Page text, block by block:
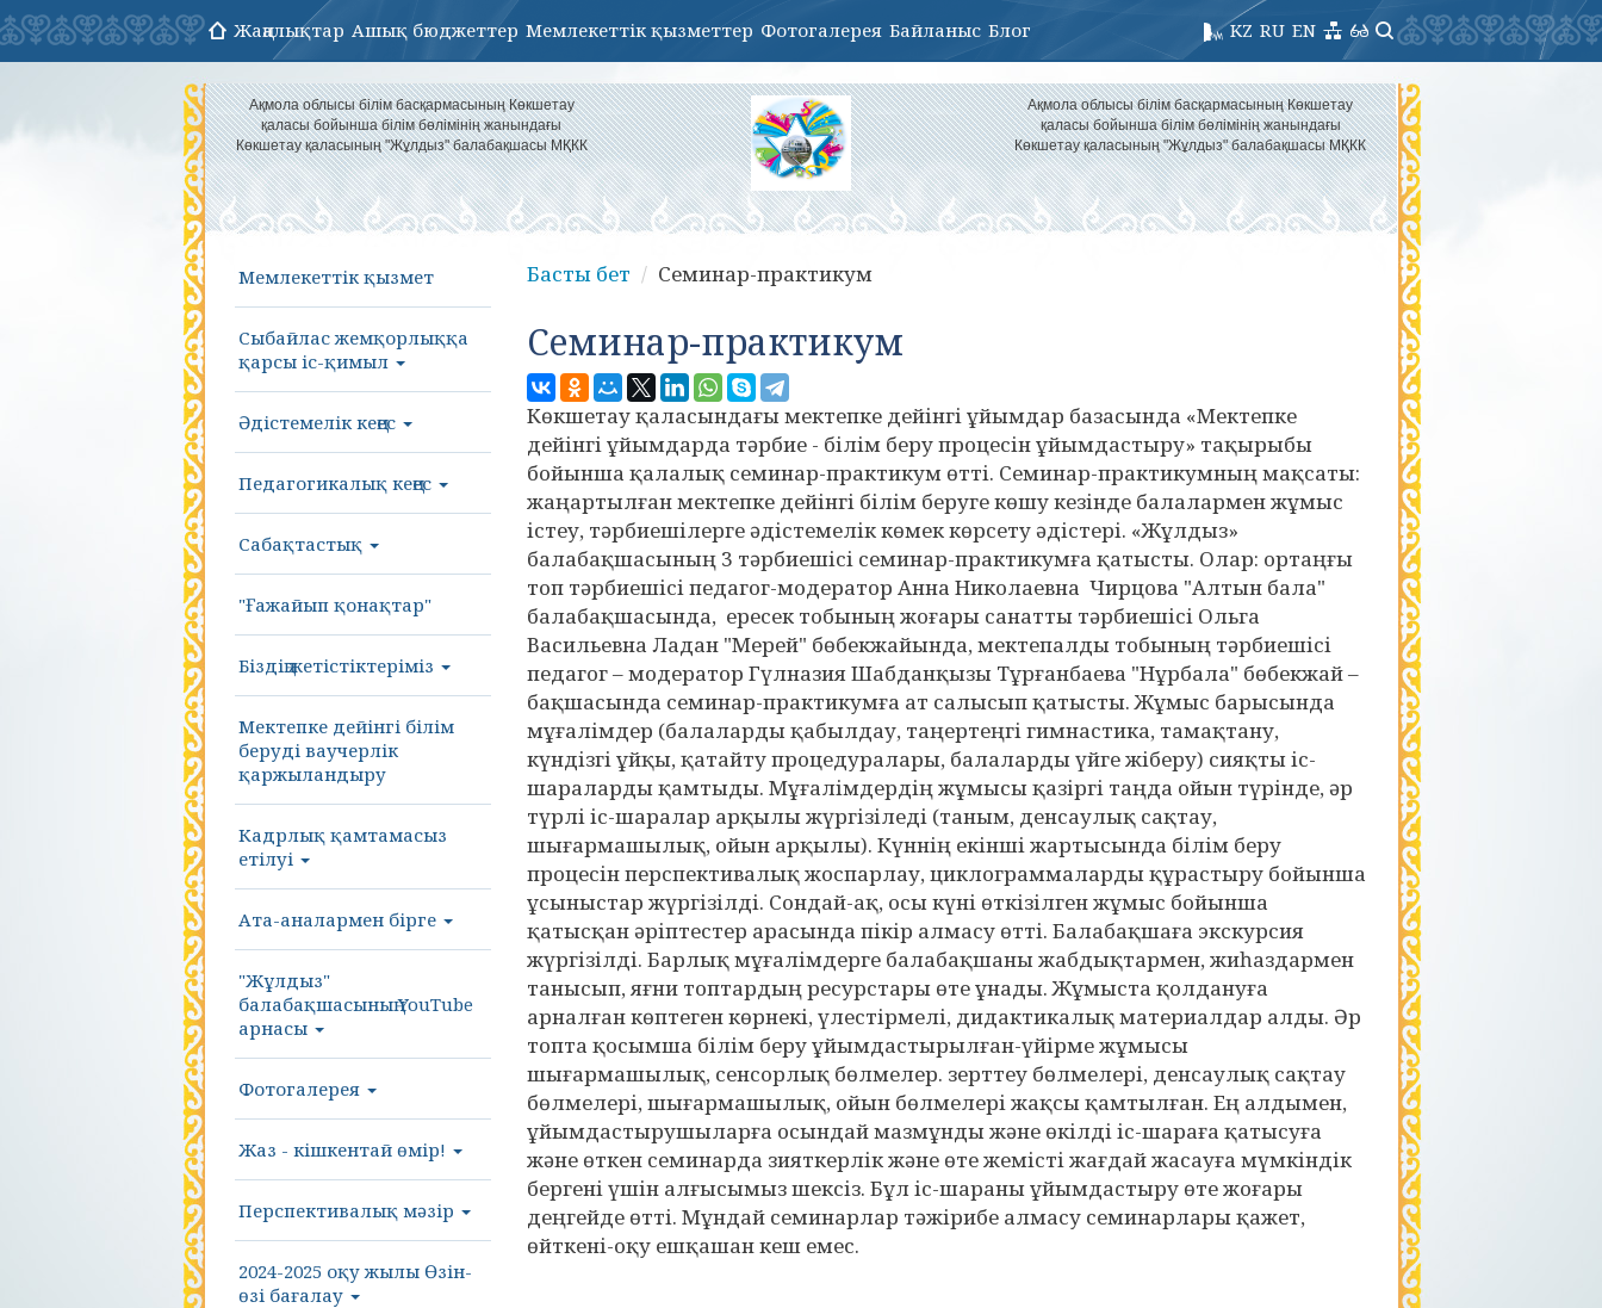
Жаңалықтар Ашық бюджеттер Мемлекеттік қызметтер Фотогалерея Байланыс Блог EN
RU
KZ
Ақмола облысы білім басқармасының Көкшетау
қаласы бойынша білім бөлімінің жанындағы
Көкшетау қаласының "Жұлдыз" балабақшасы МҚКК
Ақмола облысы білім басқармасының Көкшетау
қаласы бойынша білім бөлімінің жанындағы
Көкшетау қаласының "Жұлдыз" балабақшасы МҚКК
Мемлекеттік қызмет
Сыбайлас жемқорлыққа
қарсы іс-қимыл
Әдістемелік кеңес
Педагогикалық кеңес
Сабақтастық
"Ғажайып қонақтар"
Біздің жетістіктеріміз
Мектепке дейінгі білім
беруді ваучерлік
қаржыландыру
Кадрлық қамтамасыз
етілуі
Ата-аналармен бірге
"Жұлдыз"
балабақшасының YouTube
арнасы
Фотогалерея
Жаз - кішкентай өмір!
Перспективалық мәзір
2024-2025 оқу жылы Өзін-
өзі бағалау
Басты бет Семинар-практикум
Семинар-практикум
Көкшетау қаласындағы мектепке дейінгі ұйымдар базасында «Мектепке
дейінгі ұйымдарда тәрбие - білім беру процесін ұйымдастыру» тақырыбы
бойынша қалалық семинар-практикум өтті. Семинар-практикумның мақсаты:
жаңартылған мектепке дейінгі білім беруге көшу кезінде балалармен жұмыс
істеу, тәрбиешілерге әдістемелік көмек көрсету әдістері. «Жұлдыз»
балабақшасының 3 тәрбиешісі семинар-практикумға қатысты. Олар: ортаңғы
топ тәрбиешісі педагог-модератор Анна Николаевна Чирцова "Алтын бала"
балабақшасында, ересек тобының жоғары санатты тәрбиешісі Ольга
Васильевна Ладан "Мерей" бөбекжайында, мектепалды тобының тәрбиешісі
педагог – модератор Гүлназия Шабданқызы Тұрғанбаева "Нұрбала" бөбекжай –
бақшасында семинар-практикумға ат салысып қатысты. Жұмыс барысында
мұғалімдер (балаларды қабылдау, таңертеңгі гимнастика, тамақтану,
күндізгі ұйқы, қатайту процедуралары, балаларды үйге жіберу) сияқты іс-
шараларды қамтыды. Мұғалімдердің жұмысы қазіргі таңда ойын түрінде, әр
түрлі іс-шаралар арқылы жүргізіледі (таным, денсаулық сақтау,
шығармашылық, ойын арқылы). Күннің екінші жартысында білім беру
процесін перспективалық жоспарлау, циклограммаларды құрастыру бойынша
ұсыныстар жүргізілді. Сондай-ақ, осы күні өткізілген жұмыс бойынша
қатысқан әріптестер арасында пікір алмасу өтті. Балабақшаға экскурсия
жүргізілді. Барлық мұғалімдерге балабақшаны жабдықтармен, жиһаздармен
танысып, яғни топтардың ресурстары өте ұнады. Жұмыста қолдануға
арналған көптеген көрнекі, үлестірмелі, дидактикалық материалдар алды. Әр
топта қосымша білім беру ұйымдастырылған-үйірме жұмысы
шығармашылық, сенсорлық бөлмелер. зерттеу бөлмелері, денсаулық сақтау
бөлмелері, шығармашылық, ойын бөлмелері жақсы қамтылған. Ең алдымен,
ұйымдастырушыларға осындай мазмұнды және өкілді іс-шараға қатысуға
және өткен семинарда зияткерлік және өте жемісті жағдай жасауға мүмкіндік
бергені үшін алғысымыз шексіз. Бұл іс-шараны ұйымдастыру өте жоғары
деңгейде өтті. Мұндай семинарлар тәжірибе алмасу семинарлары қажет,
өйткені-оқу ешқашан кеш емес.